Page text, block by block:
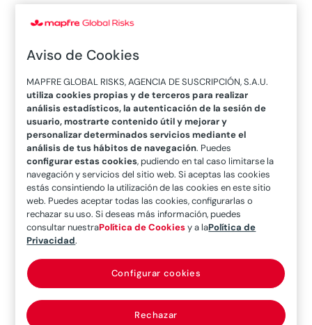
RIU Hotels &
Resorts, Premio
Internacional a la
Excelencia en la
Gerencia de
Riesgos otorgado
por MAPFRE Global
Risks
11/06/2019
En el marco de las Jornadas Internacionales de
Aviso de Cookies
MAPFRE GLOBAL RISKS, AGENCIA DE SUSCRIPCIÓN, S.A.U.
utiliza cookies propias y de terceros para realizar
análisis estadísticos, la autenticación de la sesión de
usuario, mostrarte contenido útil y mejorar y
personalizar determinados servicios mediante el
análisis de tus hábitos de navegación. Puedes
configurar estas cookies, pudiendo en tal caso limitarse la
navegación y servicios del sitio web. Si aceptas las cookies
estás consintiendo la utilización de las cookies en este sitio
web. Puedes aceptar todas las cookies, configurarlas o
rechazar su uso. Si deseas más información, puedes
consultar nuestraPolítica de Cookiesy a laPolítica de
Privacidad.
Rechazar
Configurar cookies